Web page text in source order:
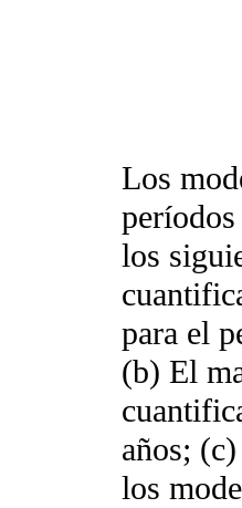
Los
los
para el
(b) El
años;
los